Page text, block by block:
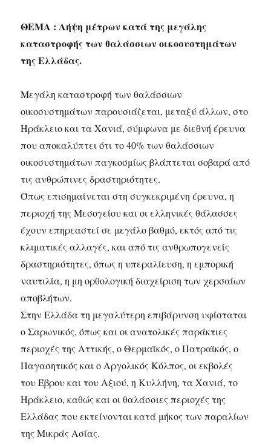
ΘΕΜΑ : Λήψη μέτρων κατά της μεγάλης
καταστροφής των θαλάσσιων οικοσυστημάτων
της Ελλάδας.
Μεγάλη καταστροφή των θαλάσσιων
οικοσυστημάτων παρουσιάζεται, μεταξύ άλλων, στο
Ηράκλειο και τα Χανιά, σύμφωνα με διεθνή έρευνα
που αποκαλύπτει ότι το 40% των θαλάσσιων
οικοσυστημάτων παγκοσμίως βλάπτεται σοβαρά από
τις ανθρώπινες δραστηριότητες.
Όπως επισημαίνεται στη συγκεκριμένη έρευνα, η
περιοχή της Μεσογείου και οι ελληνικές θάλασσες
έχουν επηρεαστεί σε μεγάλο βαθμό, εκτός από τις
κλιματικές αλλαγές, και από τις ανθρωπογενείς
δραστηριότητες, όπως η υπεραλίευση, η εμπορική
ναυτιλία, η μη ορθολογική διαχείριση των χερσαίων
αποβλήτων.
Στην Ελλάδα τη μεγαλύτερη επιβάρυνση υφίσταται
ο Σαρωνικός, όπως και οι ανατολικές παράκτιες
περιοχές της Αττικής, ο Θερμαϊκός, ο Πατραϊκός, ο
Παγασητικός και ο Αργολικός Κόλπος, οι εκβολές
του Έβρου και του Αξιού, η Κυλλήνη, τα Χανιά, το
Ηράκλειο, καθώς και οι θαλάσσιες περιοχές της
Ελλάδας που εκτείνονται κατά μήκος των παραλίων
της Μικράς Ασίας.